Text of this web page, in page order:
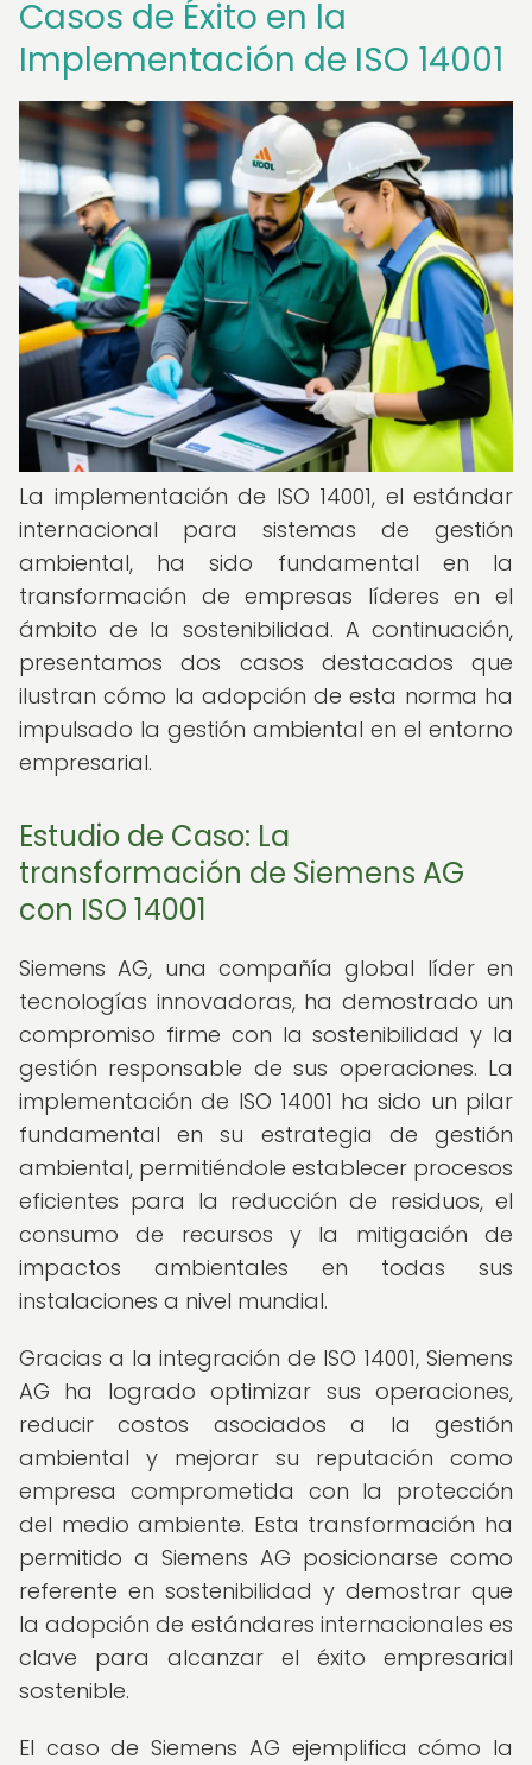
Casos de Éxito en la
Implementación de ISO 14001
La implementación de ISO 14001, el estándar
internacional para sistemas de gestión
ambiental, ha sido fundamental en la
transformación de empresas líderes en el
ámbito de la sostenibilidad. A continuación,
presentamos dos casos destacados que
ilustran cómo la adopción de esta norma ha
impulsado la gestión ambiental en el entorno
empresarial.
Estudio de Caso: La
transformación de Siemens AG
con ISO 14001
Siemens AG, una compañía global líder en
tecnologías innovadoras, ha demostrado un
compromiso firme con la sostenibilidad y la
gestión responsable de sus operaciones. La
implementación de ISO 14001 ha sido un pilar
fundamental en su estrategia de gestión
ambiental, permitiéndole establecer procesos
eficientes para la reducción de residuos, el
consumo de recursos y la mitigación de
impactos ambientales en todas sus
instalaciones a nivel mundial.
Gracias a la integración de ISO 14001, Siemens
AG ha logrado optimizar sus operaciones,
reducir costos asociados a la gestión
ambiental y mejorar su reputación como
empresa comprometida con la protección
del medio ambiente. Esta transformación ha
permitido a Siemens AG posicionarse como
referente en sostenibilidad y demostrar que
la adopción de estándares internacionales es
clave para alcanzar el éxito empresarial
sostenible.
El caso de Siemens AG ejemplifica cómo la